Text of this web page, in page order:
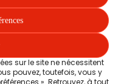
sur le site ne nécessitent
pouvez, toutefois, vous y
». Retrouvez, à tout
89,47 %